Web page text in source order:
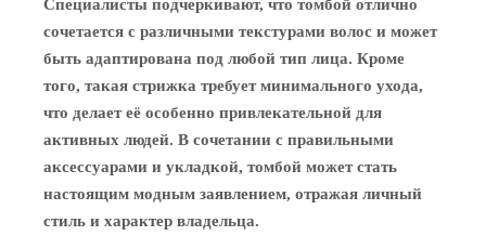
Специалисты подчеркивают, что томбой отлично
сочетается с различными текстурами волос и может
быть адаптирована под любой тип лица. Кроме
того, такая стрижка требует минимального ухода,
что делает её особенно привлекательной для
активных людей. В сочетании с правильными
аксессуарами и укладкой, томбой может стать
настоящим модным заявлением, отражая личный
стиль и характер владельца.